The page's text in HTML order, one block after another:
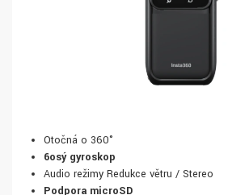
Otočná o 360°
6osý gyroskop
Audio režimy Redukce větru / Stereo
Podpora microSD